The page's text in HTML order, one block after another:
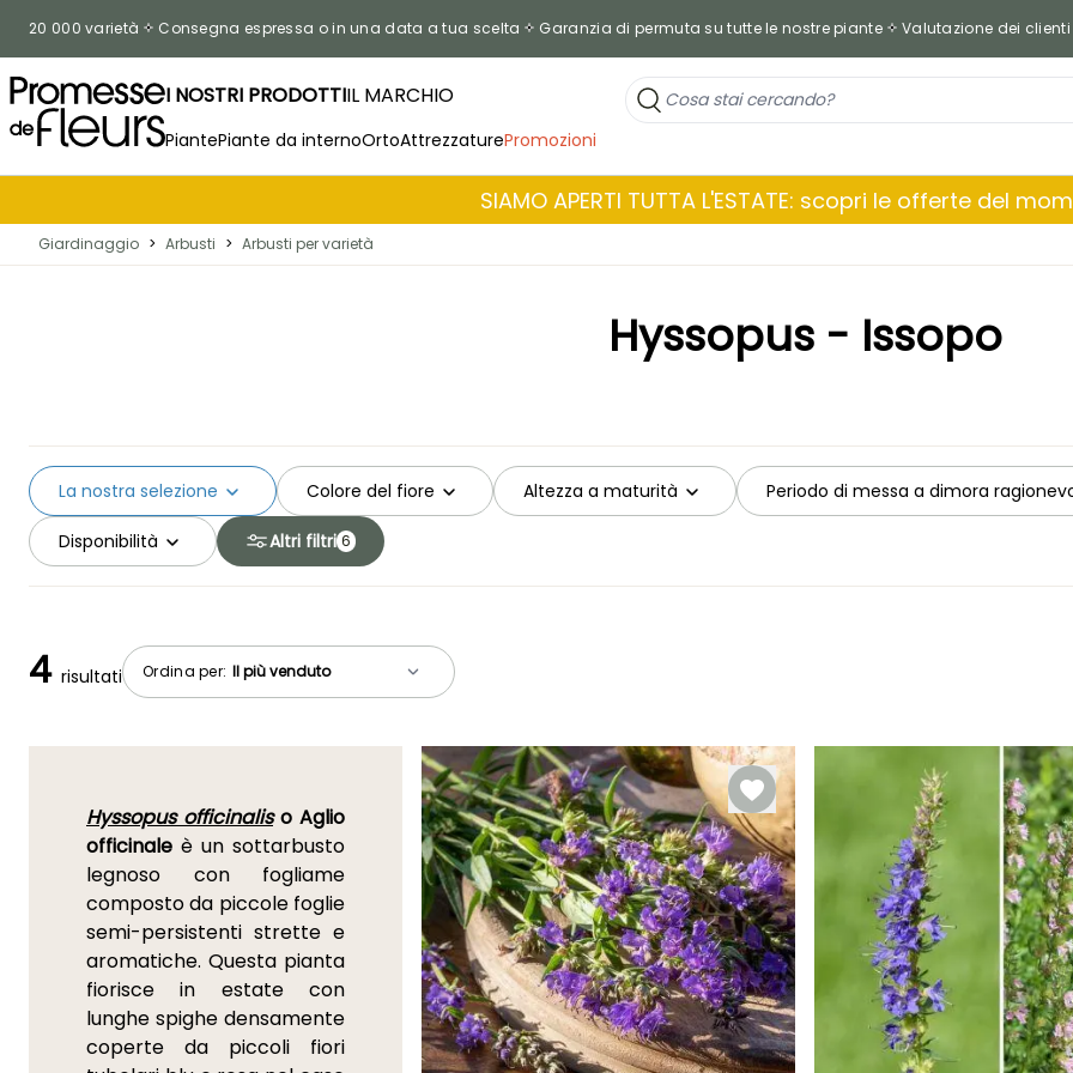
20 000 varietà Consegna espressa o in una data a tua scelta Garanzia di permuta su tutte le nostre piante Valutazione dei
I NOSTRI PRODOTTIIL MARCHIO
PiantePiante da internoOrtoAttrezzaturePromozioni
SIAMO APERTI TUTTA L'ESTATE: scopri le offerte del
Giardinaggio > Arbusti > Arbusti per varietà
Hyssopus - Issopo
Colore del fiore Altezza a maturità Periodo di messa a dimora
La nostra selezione
Disponibilità Altri filtri 6
Ordina per:
4 risultati
Hyssopus officinaliso Aglio
officinale è un sottarbusto
legnoso con fogliame
composto da piccole foglie
semi-persistenti strette e
aromatiche. Questa pianta
fiorisce in estate con
lunghe spighe densamente
coperte da piccoli fiori